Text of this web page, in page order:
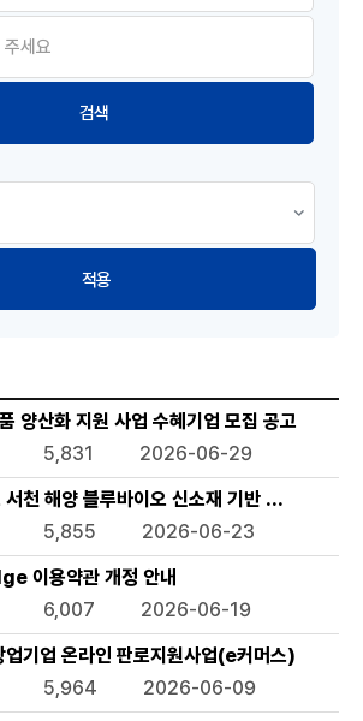
적용
호, 제목, 작성자, 조회수,등록일, 첨부파
양산화 지원 사업 수혜기업 모집 공고
5,831 2026-06-29
천 해양 블루바이오 신소재 기반 관련 기술지
5,855 2026-06-23
이용약관 개정 안내
6,007 2026-06-19
기업 온라인 판로지원사업(e커머스)
5,964 2026-06-09